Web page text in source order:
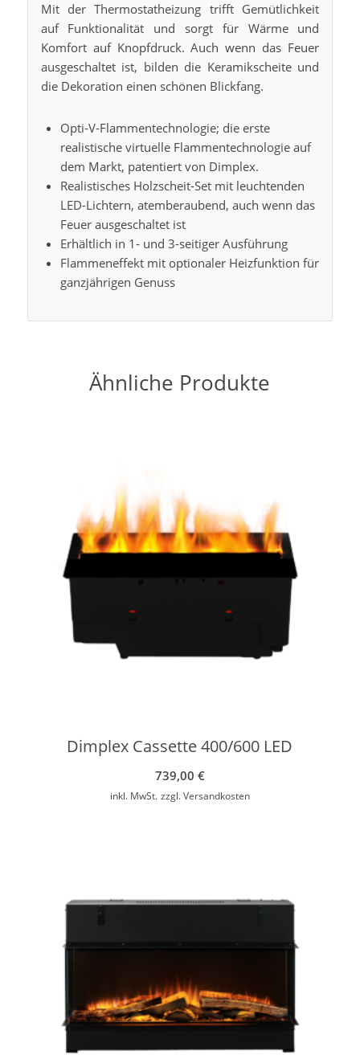
Mit der Thermostatheizung trifft Gemütlichkeit
auf Funktionalität und sorgt für Wärme und
Komfort auf Knopfdruck. Auch wenn das Feuer
ausgeschaltet ist, bilden die Keramikscheite und
die Dekoration einen schönen Blickfang.
Opti-V-Flammentechnologie; die erste
realistische virtuelle Flammentechnologie auf
dem Markt, patentiert von Dimplex.
Realistisches Holzscheit-Set mit leuchtenden
LED-Lichtern, atemberaubend, auch wenn das
Feuer ausgeschaltet ist
Erhältlich in 1- und 3-seitiger Ausführung
Flammeneffekt mit optionaler Heizfunktion für
ganzjährigen Genuss
Ähnliche Produkte
Dimplex Cassette 400/600 LED
739,00 €
inkl. MwSt. zzgl.Versandkosten